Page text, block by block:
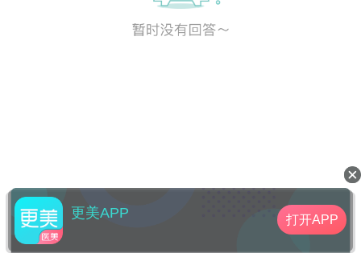
更美APP 打开APP